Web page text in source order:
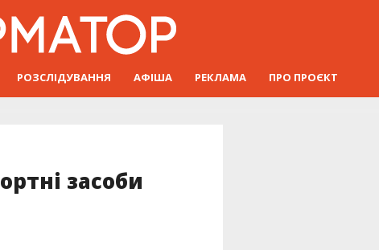
РОЗСЛІДУВАННЯ АФІША РЕКЛАМА ПРО ПРОЄКТ
засоби